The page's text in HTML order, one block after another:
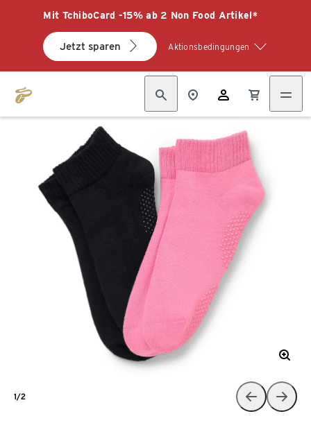
Mit TchiboCard -15% ab 2 Non Food Artikel*
Jetzt sparen Aktionsbedingungen
1/2